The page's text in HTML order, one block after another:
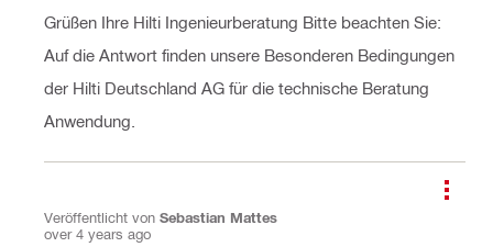
Grüßen Ihre Hilti Ingenieurberatung Bitte beachten Sie:
Auf die Antwort finden unsere Besonderen Bedingungen
der Hilti Deutschland AG für die technische Beratung
Anwendung.
Veröffentlicht von Sebastian Mattes
over 4 years ago